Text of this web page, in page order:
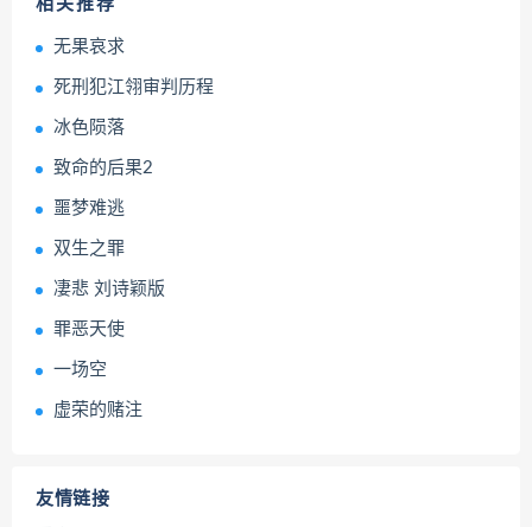
相关推荐
无果哀求
死刑犯江翎审判历程
冰色陨落
致命的后果2
噩梦难逃
双生之罪
凄悲 刘诗颖版
罪恶天使
一场空
虚荣的赌注
友情链接